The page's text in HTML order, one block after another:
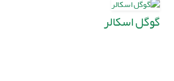
گوگل اسکالر